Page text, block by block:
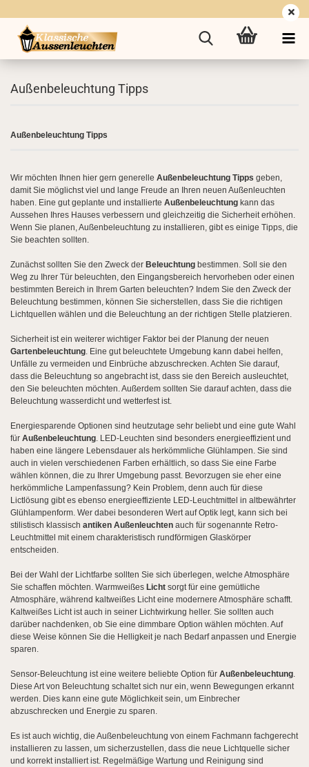
Außenbeleuchtung Tipps
Außenbeleuchtung Tipps
Wir möchten Ihnen hier gern generelle Außenbeleuchtung Tipps geben,
damit Sie möglichst viel und lange Freude an Ihren neuen Außenleuchten
haben. Eine gut geplante und installierte Außenbeleuchtung kann das
Aussehen Ihres Hauses verbessern und gleichzeitig die Sicherheit erhöhen.
Wenn Sie planen, Außenbeleuchtung zu installieren, gibt es einige Tipps, die
Sie beachten sollten.
Zunächst sollten Sie den Zweck der Beleuchtung bestimmen. Soll sie den
Weg zu Ihrer Tür beleuchten, den Eingangsbereich hervorheben oder einen
bestimmten Bereich in Ihrem Garten beleuchten? Indem Sie den Zweck der
Beleuchtung bestimmen, können Sie sicherstellen, dass Sie die richtigen
Lichtquellen wählen und die Beleuchtung an der richtigen Stelle platzieren.
Sicherheit ist ein weiterer wichtiger Faktor bei der Planung der neuen
Gartenbeleuchtung. Eine gut beleuchtete Umgebung kann dabei helfen,
Unfälle zu vermeiden und Einbrüche abzuschrecken. Achten Sie darauf,
dass die Beleuchtung so angebracht ist, dass sie den Bereich ausleuchtet,
den Sie beleuchten möchten. Außerdem sollten Sie darauf achten, dass die
Beleuchtung wasserdicht und wetterfest ist.
Energiesparende Optionen sind heutzutage sehr beliebt und eine gute Wahl
für Außenbeleuchtung. LED-Leuchten sind besonders energieeffizient und
haben eine längere Lebensdauer als herkömmliche Glühlampen. Sie sind
auch in vielen verschiedenen Farben erhältlich, so dass Sie eine Farbe
wählen können, die zu Ihrer Umgebung passt. Bevorzugen sie eher eine
herkömmliche Lampenfassung? Kein Problem, denn auch für diese
Lictlösung gibt es ebenso energieeffiziente LED-Leuchtmittel in altbewährter
Glühlampenform. Wer dabei besonderen Wert auf Optik legt, kann sich bei
stilistisch klassisch antiken Außenleuchten auch für sogenannte Retro-
Leuchtmittel mit einem charakteristisch rundförmigen Glaskörper
entscheiden.
Bei der Wahl der Lichtfarbe sollten Sie sich überlegen, welche Atmosphäre
Sie schaffen möchten. Warmweißes Licht sorgt für eine gemütliche
Atmosphäre, während kaltweißes Licht eine modernere Atmosphäre schafft.
Kaltweißes Licht ist auch in seiner Lichtwirkung heller. Sie sollten auch
darüber nachdenken, ob Sie eine dimmbare Option wählen möchten. Auf
diese Weise können Sie die Helligkeit je nach Bedarf anpassen und Energie
sparen.
Sensor-Beleuchtung ist eine weitere beliebte Option für Außenbeleuchtung.
Diese Art von Beleuchtung schaltet sich nur ein, wenn Bewegungen erkannt
werden. Dies kann eine gute Möglichkeit sein, um Einbrecher
abzuschrecken und Energie zu sparen.
Es ist auch wichtig, die Außenbeleuchtung von einem Fachmann fachgerecht
installieren zu lassen, um sicherzustellen, dass die neue Lichtquelle sicher
und korrekt installiert ist. Regelmäßige Wartung und Reinigung sind